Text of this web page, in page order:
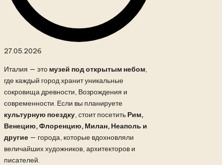
27.05.2026
Италия — это музей под открытым небом,
где каждый город хранит уникальные
сокровища древности, Возрождения и
современности. Если вы планируете
культурную поездку, стоит посетить Рим,
Венецию, Флоренцию, Милан, Неаполь и
другие — города, которые вдохновляли
величайших художников, архитекторов и
писателей.